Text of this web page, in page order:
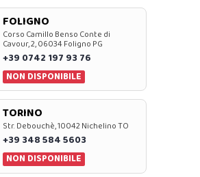
FOLIGNO
Corso Camillo Benso Conte di
Cavour, 2, 06034 Foligno PG
+39 0742 197 93 76
NON DISPONIBILE
TORINO
Str. Debouchè, 10042 Nichelino TO
+39 348 584 5603
NON DISPONIBILE